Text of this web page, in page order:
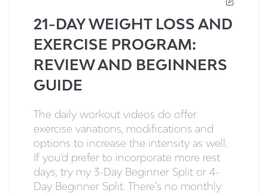
21-DAY WEIGHT LOSS AND
EXERCISE PROGRAM:
REVIEW AND BEGINNERS
GUIDE
The daily workout videos do offer
exercise variations, modifications and
options to increase the intensity as well.
If you’d prefer to incorporate more rest
days, try my 3-Day Beginner Split or 4-
Day Beginner Split. There's no monthly